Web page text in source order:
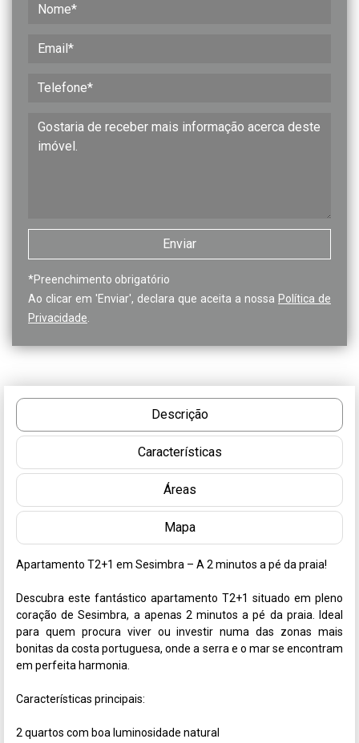
*Preenchimento obrigatório
Ao clicar em 'Enviar', declara que aceita a nossa Política de
Privacidade
Descrição
Características
Áreas
Mapa
Apartamento T2+1 em Sesimbra – A 2 minutos a pé da praia!
Descubra este fantástico apartamento T2+1 situado em pleno
coração de Sesimbra, a apenas 2 minutos a pé da praia. Ideal
para quem procura viver ou investir numa das zonas mais
bonitas da costa portuguesa, onde a serra e o mar se encontram
em perfeita harmonia.
Características principais:
2 quartos com boa luminosidade natural